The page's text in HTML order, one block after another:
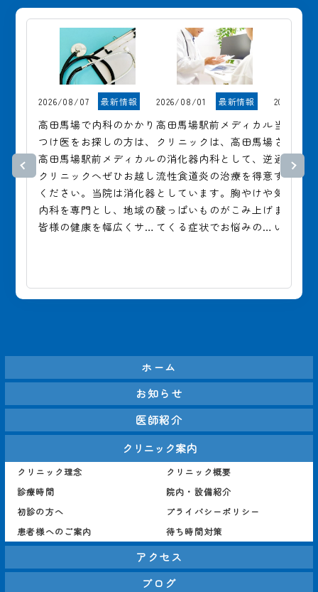
2026/08/07 最新情報
高田馬場で内科のかかり
つけ医をお探しの方は、
高田馬場駅前メディカル
クリニックへぜひお越し
ください。当院は消化器
内科を専門とし、地域の
皆様の健康を幅広くサポ
療にも力を入れていま
す。皆様の健康を支える
ために、私たちがしっか
りとサポートいたしま
す。#高田馬場消化器内
科 #高田馬場内科 #高田
馬場内視鏡検査 #高田馬
腸カメラ #新宿胃カメラ
#新宿大腸カメラ #消化
器内科
2026/08/01 最新情報
高田馬場駅前メディカル
クリニックは、高田馬場
の消化器内科として、逆
流性食道炎の治療を得意
としています。胸やけや
酸っぱいものがこみ上げ
てくる症状でお悩みの方
正確な診断を行います。
お薬に加え、生活習慣の
改善指導を取り入れ、つ
らい症状の軽減を目指し
ます。#高田馬場消化器
内科 #高田馬場内科 #高
田馬場内視鏡検査 #高田
大腸カメラ #新宿胃カメ
ラ #新宿大腸カメラ #消
化器内科
2026/07/
当院は8
ざいま
通常通
す。
気にな
ました
いませ。
ホーム
お知らせ
医師紹介
クリニック案内
クリニック理念
クリニック概要
診療時間
院内・設備紹介
初診の方へ
プライバシーポリシー
患者様へのご案内
待ち時間対策
アクセス
ブログ